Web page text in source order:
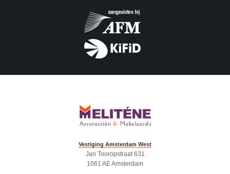
Vestiging Amsterdam West
Jan Tooropstraat 631
1061 AE Amsterdam